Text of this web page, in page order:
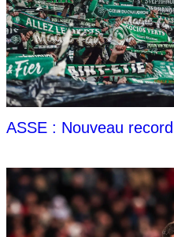
ASSE : Nouveau